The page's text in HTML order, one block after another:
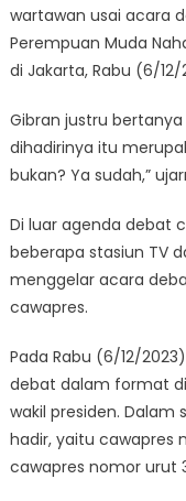
wartawan usai acara
Perempuan Muda
di Jakarta, Rabu (6/
Gibran justru
dihadirinya itu
bukan? Ya sudah,”
Di luar agenda debat
beberapa stasiun TV
menggelar acara
cawapres.
Pada Rabu (6/12/
debat dalam format
wakil presiden. Dalam
hadir, yaitu cawapres
cawapres nomor urut